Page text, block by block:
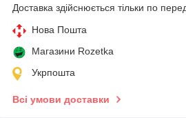
Доставка здійснюється тільки по
Нова Пошта
Магазини Rozetka
Укрпошта
Всі умови доставки